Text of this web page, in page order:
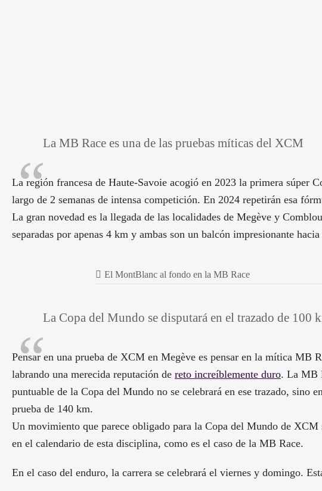
La MB Race es una de las pruebas míticas del XCM
La región francesa de Haute-Savoie acogió en 2023 la primera
largo de 2 semanas de intensa competición. En 2024 repetirán esa
La gran novedad es la llegada de las localidades de Megève y
separadas por apenas 4 km y ambas son un balcón impresionante
El MontBlanc al fondo en la MB Race
La Copa del Mundo se disputará en el trazado de 100
Pensar en una prueba de XCM en Megève es pensar en la mítica MB
labrando una merecida reputación de reto increíblemente duro. La MB
puntuable de la Copa del Mundo no se celebrará en ese trazado,
prueba de 140 km.
Un movimiento que parece obligado para la Copa del Mundo de
en el calendario de esta disciplina, como es el caso de la MB Race.
En el caso del enduro, la carrera se celebrará el viernes y domingo.